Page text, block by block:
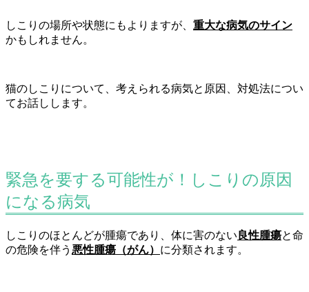
しこりの場所や状態にもよりますが、 重大な病気のサイン
かもしれません。
猫のしこりについて、考えられる病気と原因、対処法につい
てお話しします。
緊急を要する可能性が！しこりの原因
になる病気
しこりのほとんどが腫瘍であり、体に害のない 良性腫瘍と命
の危険を伴う 悪性腫瘍（がん） に分類されます。